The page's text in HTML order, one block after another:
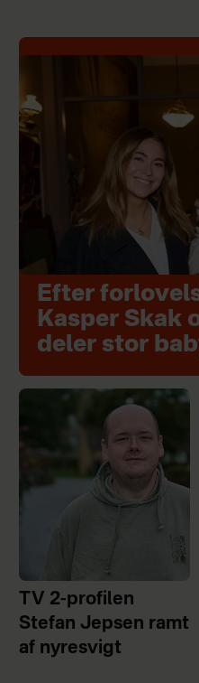
Efter
Kasper Skak
deler stor
TV 2-profilen
Stefan Jepsen ramt
af nyresvigt